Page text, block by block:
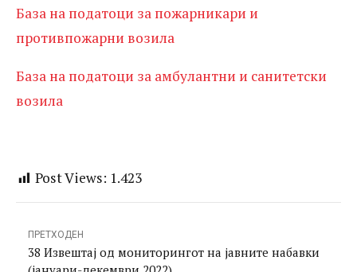
База на податоци за пожарникари и
противпожарни возила
База на податоци за амбулантни и санитетски
возила
Post Views: 1.423
ПРЕТХОДЕН
38 Извештај од мониторингот на јавните набавки